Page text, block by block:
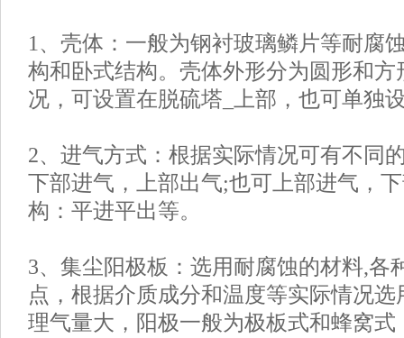
1、壳体：一般为钢衬玻璃鳞片等耐腐
构和卧式结构。壳体外形分为圆形和方
况，可设置在脱硫塔_上部，也可单独
2、进气方式：根据实际情况可有不同
下部进气，上部出气;也可上部进气，
构：平进平出等。
3、集尘阳极板：选用耐腐蚀的材料,各
点，根据介质成分和温度等实际情况
理气量大，阳极一般为极板式和蜂窝式